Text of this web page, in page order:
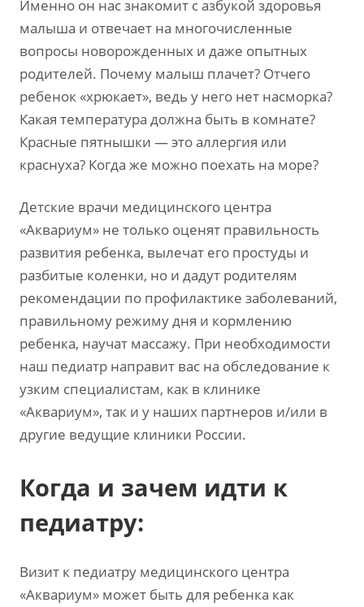
Именно он нас знакомит с азбукой здоровья
малыша и отвечает на многочисленные
вопросы новорожденных и даже опытных
родителей. Почему малыш плачет? Отчего
ребенок «хрюкает», ведь у него нет насморка?
Какая температура должна быть в комнате?
Красные пятнышки — это аллергия или
краснуха? Когда же можно поехать на море?
Детские врачи медицинского центра
«Аквариум» не только оценят правильность
развития ребенка, вылечат его простуды и
разбитые коленки, но и дадут родителям
рекомендации по профилактике заболеваний,
правильному режиму дня и кормлению
ребенка, научат массажу. При необходимости
наш педиатр направит вас на обследование к
узким специалистам, как в клинике
«Аквариум», так и у наших партнеров и/или в
другие ведущие клиники России.
Когда и зачем идти к
педиатру:
Визит к педиатру медицинского центра
«Аквариум» может быть для ребенка как